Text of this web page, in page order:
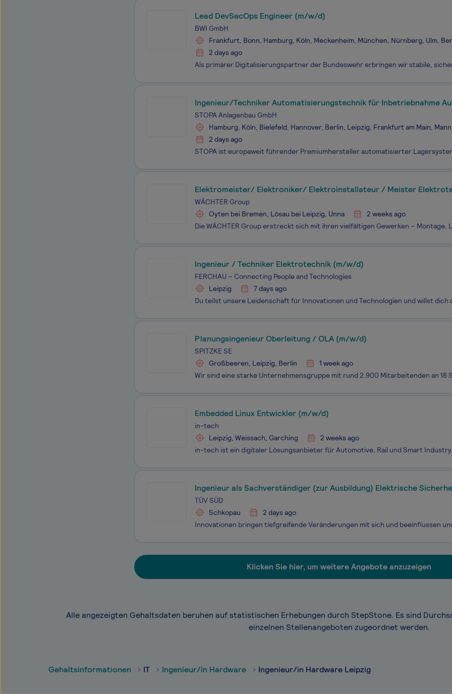
Lead DevSecOps Engineer (m/w/d)
BWI GmbH
Frankfurt, Bonn, Hamburg, Köln, Meckenheim, München, Nürnberg, Ulm,
2 days ago
Ingenieur/Techniker Automatisierungstechnik für Inbetriebnahme
STOPA Anlagenbau GmbH
Hamburg, Köln, Bielefeld, Hannover, Berlin, Leipzig, Frankfurt am Main,
2 days ago
Elektromeister/ Elektroniker/ Elektroinstallateur / Meister
WÄCHTER Group
Oyten bei Bremen, Lösau bei Leipzig, Unna
2 weeks ago
Ingenieur / Techniker Elektrotechnik (m/w/d)
FERCHAU – Connecting People and Technologies
Leipzig
7 days ago
Planungsingenieur Oberleitung / OLA (m/w/d)
SPITZKE SE
Großbeeren, Leipzig, Berlin
1 week ago
Embedded Linux Entwickler (m/w/d)
in-tech
Leipzig, Weissach, Garching
2 weeks ago
Ingenieur als Sachverständiger (zur Ausbildung) Elektrische
Chemieanlagen (w/m/d)
TÜV SÜD
Schkopau
2 days ago
Klicken Sie hier, um weitere Angebote anzuzeigen
Alle angezeigten Gehaltsdaten beruhen auf statistischen Erhebungen durch StepStone. Es sind
einzelnen Stellenangeboten zugeordnet werden.
Gehaltsinformationen IT Ingenieur/in Hardware Ingenieur/in Hardware Leipzig